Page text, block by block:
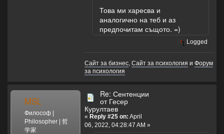
се развиваш,
отколкото много
съгласни с теб,
развитието ти.)
Това ми харесва и
аналогично на теб и аз
предпочитам същото. =)
Logged
Сайт за бизнес, Сайт за психология и Форум
за психология
MSL
Философ |
Philosopher | 哲
学家
Re: Сентенции
от Гесер
Курултаев
« Reply #25 on: April
06, 2022, 04:28:47 AM »